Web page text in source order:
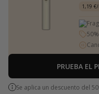
1,19
PRUEBA EL
Se aplica un descuento del